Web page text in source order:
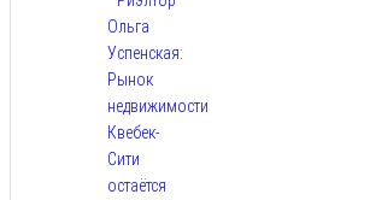
Ольга
Успенская:
Рынок
недвижимости
Квебек-
Сити
остаётся